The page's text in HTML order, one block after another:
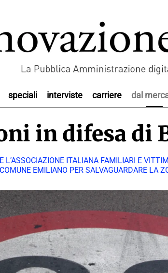
speciali interviste carriere dal
in difesa di
L’ASSOCIAZIONE ITALIANA FAMILIARI E
EMILIANO PER SALVAGUARDARE LA